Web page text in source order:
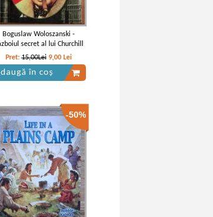
Boguslaw Woloszanski -
secret al lui Churchill
Pret:15,00Lei 9,00 Lei
în coș
-50%